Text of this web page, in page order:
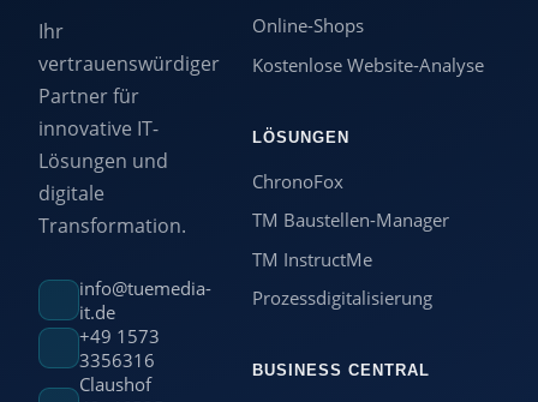
Ihr
vertrauenswürdiger
Partner für
innovative IT-
Lösungen und
digitale
Transformation.
info@tuemedia-
it.de
+49 1573
3356316
Claushof
Online-Shops
Kostenlose Website-Analyse
LÖSUNGEN
ChronoFox
TM Baustellen-Manager
TM InstructMe
Prozessdigitalisierung
BUSINESS CENTRAL